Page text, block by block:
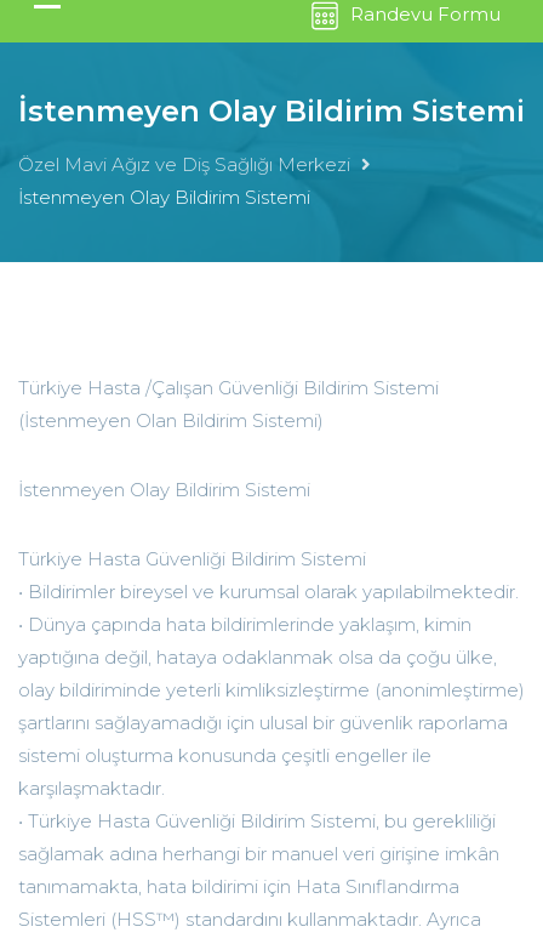
Randevu Formu
İstenmeyen Olay Bildirim Sistemi
Özel Mavi Ağız ve Diş Sağlığı Merkezi
İstenmeyen Olay Bildirim Sistemi
Türkiye Hasta /Çalışan Güvenliği Bildirim Sistemi
(İstenmeyen Olan Bildirim Sistemi)
İstenmeyen Olay Bildirim Sistemi
Türkiye Hasta Güvenliği Bildirim Sistemi
• Bildirimler bireysel ve kurumsal olarak yapılabilmektedir.
• Dünya çapında hata bildirimlerinde yaklaşım, kimin
yaptığına değil, hataya odaklanmak olsa da çoğu ülke,
olay bildiriminde yeterli kimliksizleştirme (anonimleştirme)
şartlarını sağlayamadığı için ulusal bir güvenlik raporlama
sistemi oluşturma konusunda çeşitli engeller ile
karşılaşmaktadır.
• Türkiye Hasta Güvenliği Bildirim Sistemi, bu gerekliliği
sağlamak adına herhangi bir manuel veri girişine imkân
tanımamakta, hata bildirimi için Hata Sınıflandırma
Sistemleri (HSS™) standardını kullanmaktadır. Ayrıca